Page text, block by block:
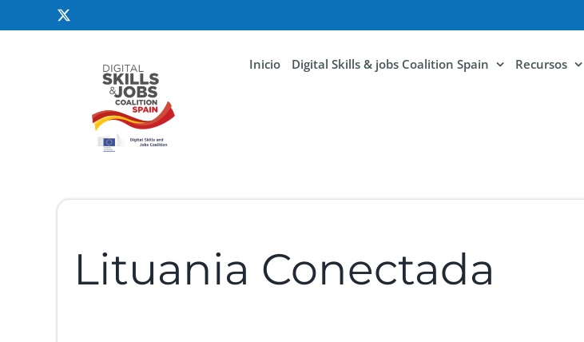
Inicio Digital Skills & jobs Coalition Spain Recursos
Lituania Conectada